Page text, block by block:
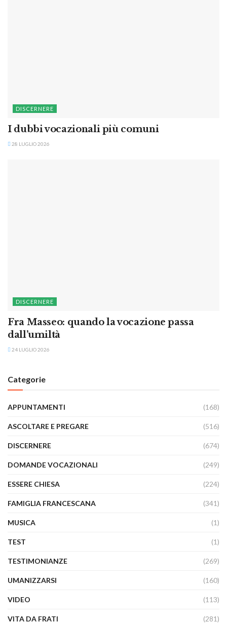
DISCERNERE
I dubbi vocazionali più comuni
28 LUGLIO 2026
DISCERNERE
Fra Masseo: quando la vocazione passa
dall’umiltà
24 LUGLIO 2026
Categorie
APPUNTAMENTI (168)
ASCOLTARE E PREGARE (516)
DISCERNERE (674)
DOMANDE VOCAZIONALI (249)
ESSERE CHIESA (224)
FAMIGLIA FRANCESCANA (341)
MUSICA (1)
TEST (1)
TESTIMONIANZE (269)
UMANIZZARSI (160)
VIDEO (113)
VITA DA FRATI (281)